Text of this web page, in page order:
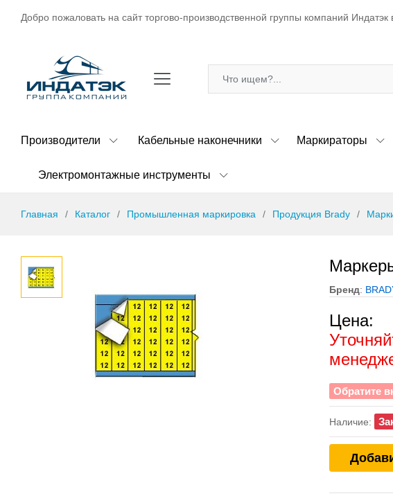
Добро пожаловать на сайт торгово-производственной группы компаний Индатэк
Производители Кабельные наконечники Маркираторы
Электромонтажные инструменты
Главная Каталог Промышленная маркировка Продукция Brady
Бренд:
Цена:
Обратите
Наличие: